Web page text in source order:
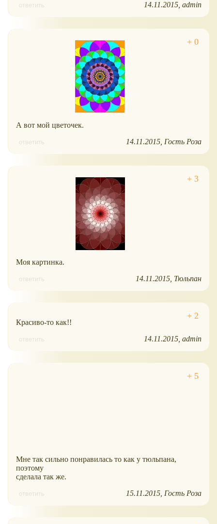
ответить 14.11.2015 admin
А вот мой цветочек.
ответить 14.11.2015 Гость Роза
Моя картинка.
ответить 14.11.2015 Тюльпан
Красиво-то как!!
ответить 14.11.2015 admin
Мне так сильно понравилась то как у тюльпана,
поэтому
сделала так же.
ответить 15.11.2015 Гость Роза